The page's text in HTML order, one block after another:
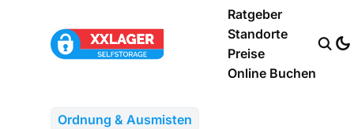
Ratgeber
Standorte
Preise
Online Buchen
Ordnung & Ausmisten